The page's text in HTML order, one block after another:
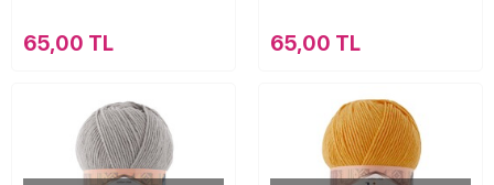
65,00 TL 65,00 TL